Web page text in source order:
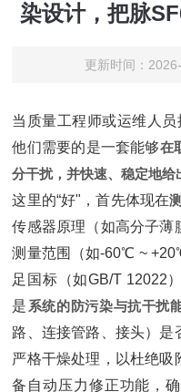
染设计，把脉
更新时间：
当质量工程师或运维人员
他们需要的是一套能够‌在
分干扰，并快速、稳定地
这里的“好"，首先体现在‌
传感器原理（如高分子薄
测量范围（如-60℃ ~
足国标（如GB/T 12022
是‌ 系统的防污染与抗干扰
路、连接管路、接头）是
严格干燥处理，以杜绝吸
备自动压力修正功能，